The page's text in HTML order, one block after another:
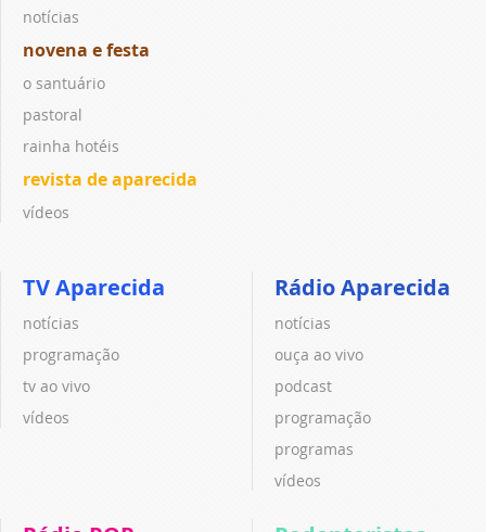
notícias
novena e festa
o santuário
pastoral
rainha hotéis
revista de aparecida
vídeos
TV Aparecida
notícias
programação
tv ao vivo
vídeos
Rádio Aparecida
notícias
ouça ao vivo
podcast
programação
programas
vídeos